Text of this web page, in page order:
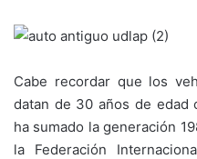
Cabe recordar que los
datan de 30 años de edad
ha sumado la generación
la Federación